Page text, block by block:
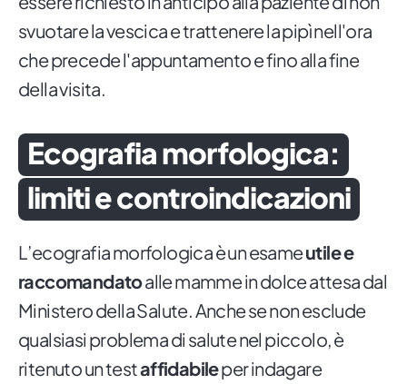
svuotare la vescica e trattenere la pipì nell'ora
che precede l'appuntamento e fino alla fine
della visita.
Ecografia morfologica:
limiti e controindicazioni
L’ecografia morfologica è un esameutile e
raccomandatoalle mamme in dolce attesa dal
Ministero della Salute. Anche se non esclude
qualsiasi problema di salute nel piccolo, è
ritenuto un testaffidabileper indagare